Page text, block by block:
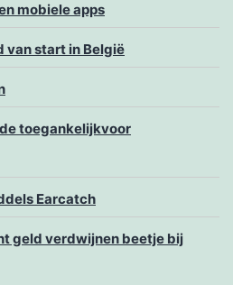
mobiele apps
van start in België
toegankelijkvoor
Earcatch
geld verdwijnen beetje bij